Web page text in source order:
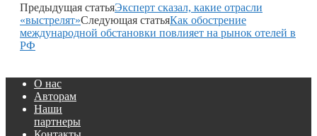
Предыдущая статьяЭксперт сказал, какие отрасли
«выстрелят»Следующая статьяКак обострение
международной обстановки повлияет на рынок отелей в
РФ
О нас
Авторам
Наши
партнеры